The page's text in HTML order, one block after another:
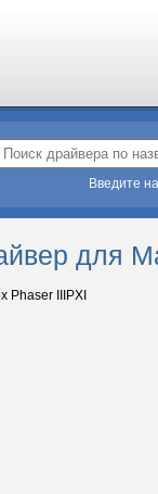
Введите
для
Phaser IIIPXI